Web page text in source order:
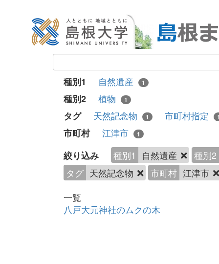
種別1 自然遺産 1
種別2 植物 1
タグ 天然記念物 1 市町村指定
市町村 江津市 1
絞り込み 種別1 自然遺産
種別2
タグ 天然記念物 市町村 江津市
一覧
八戸大元神社のムクの木